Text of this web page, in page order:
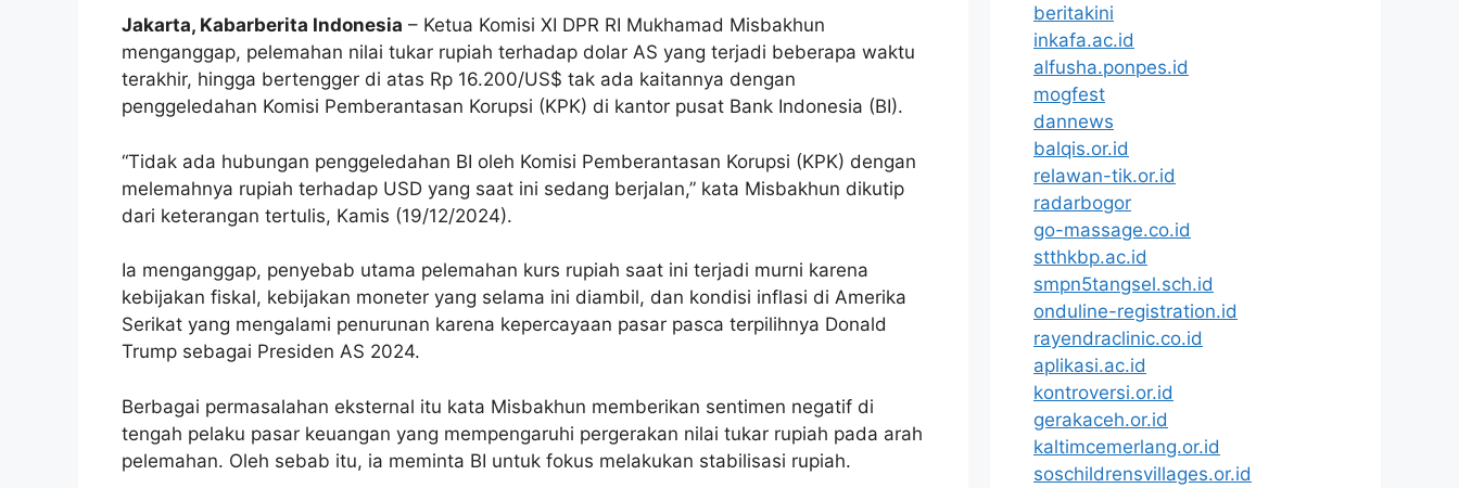
Jakarta, Kabarberita Indonesia – Ketua Komisi XI DPR RI Mukhamad Misbakhun
menganggap, pelemahan nilai tukar rupiah terhadap dolar AS yang terjadi beberapa waktu
terakhir, hingga bertengger di atas Rp 16.200/US$ tak ada kaitannya dengan
penggeledahan Komisi Pemberantasan Korupsi (KPK) di kantor pusat Bank Indonesia (BI).
“Tidak ada hubungan penggeledahan BI oleh Komisi Pemberantasan Korupsi (KPK) dengan
melemahnya rupiah terhadap USD yang saat ini sedang berjalan,” kata Misbakhun dikutip
dari keterangan tertulis, Kamis (19/12/2024).
Ia menganggap, penyebab utama pelemahan kurs rupiah saat ini terjadi murni karena
kebijakan fiskal, kebijakan moneter yang selama ini diambil, dan kondisi inflasi di Amerika
Serikat yang mengalami penurunan karena kepercayaan pasar pasca terpilihnya Donald
Trump sebagai Presiden AS 2024.
Berbagai permasalahan eksternal itu kata Misbakhun memberikan sentimen negatif di
tengah pelaku pasar keuangan yang mempengaruhi pergerakan nilai tukar rupiah pada arah
pelemahan. Oleh sebab itu, ia meminta BI untuk fokus melakukan stabilisasi rupiah.
beritakini
inkafa.ac.id
alfusha.ponpes.id
mogfest
dannews
balqis.or.id
relawan-tik.or.id
radarbogor
go-massage.co.id
stthkbp.ac.id
smpn5tangsel.sch.id
onduline-registration.id
rayendraclinic.co.id
aplikasi.ac.id
kontroversi.or.id
gerakaceh.or.id
kaltimcemerlang.or.id
soschildrensvillages.or.id